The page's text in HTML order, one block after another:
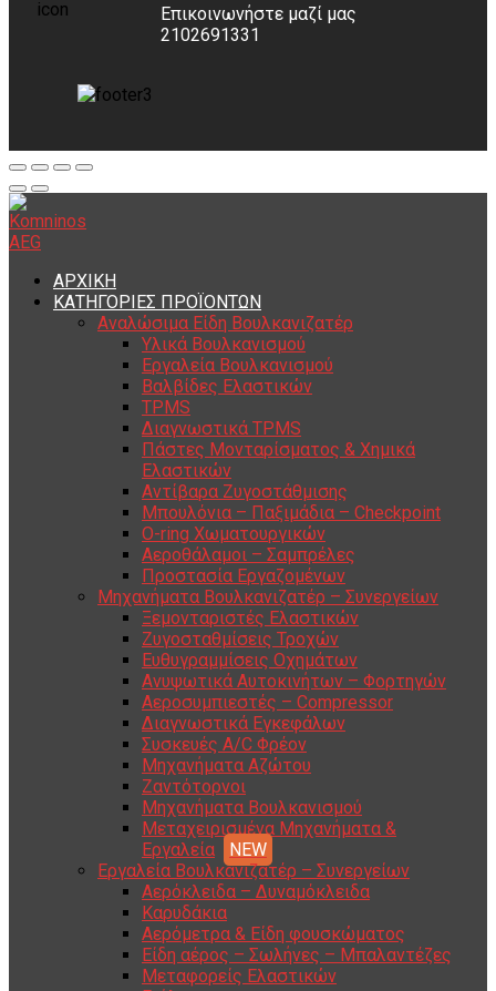
Επικοινωνήστε μαζί μας
2102691331
ΑΡΧΙΚΗ
ΚΑΤΗΓΟΡΙΕΣ ΠΡΟΪΟΝΤΩΝ
Αναλώσιμα Είδη Βουλκανιζατέρ
Υλικά Βουλκανισμού
Εργαλεία Βουλκανισμού
Βαλβίδες Ελαστικών
TPMS
Διαγνωστικά TPMS
Πάστες Μονταρίσματος & Χημικά
Ελαστικών
Αντίβαρα Ζυγοστάθμισης
Μπουλόνια – Παξιμάδια – Checkpoint
O-ring Χωματουργικών
Αεροθάλαμοι – Σαμπρέλες
Προστασία Εργαζομένων
Μηχανήματα Βουλκανιζατέρ – Συνεργείων
Ξεμονταριστές Ελαστικών
Ζυγοσταθμίσεις Τροχών
Ευθυγραμμίσεις Οχημάτων
Ανυψωτικά Αυτοκινήτων – Φορτηγών
Αεροσυμπιεστές – Compressor
Διαγνωστικά Εγκεφάλων
Συσκευές A/C Φρέον
Μηχανήματα Αζώτου
Ζαντότορνοι
Μηχανήματα Βουλκανισμού
Μεταχειρισμένα Μηχανήματα &
Εργαλεία
Εργαλεία Βουλκανιζατέρ – Συνεργείων
Αερόκλειδα – Δυναμόκλειδα
Καρυδάκια
Αερόμετρα & Είδη φουσκώματος
Είδη αέρος – Σωλήνες – Μπαλαντέζες
Μεταφορείς Ελαστικών